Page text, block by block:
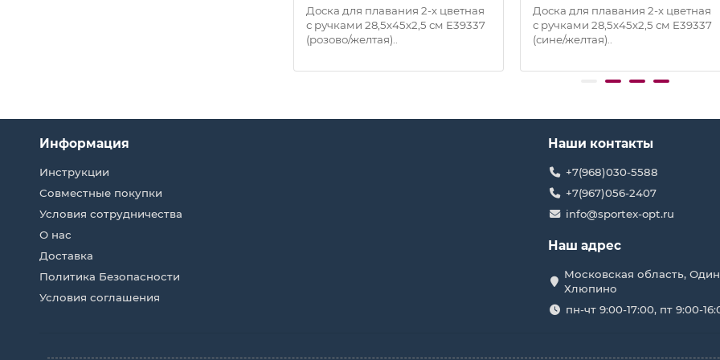
Доска для плавания 2-х цветная
с ручками 28,5х45х2,5 см E39337
(розово/желтая)..
Доска для плавания 2-х цветная
с ручками 28,5х45х2,5 см E39337
(сине/желтая)..
Информация
Инструкции
Совместные покупки
Условия сотрудничества
О нас
Доставка
Политика Безопасности
Условия соглашения
Наши контакты
+7(968)030-5588
+7(967)056-2407
info@sportex-opt.ru
Наш адрес
Московская область,
Хлюпино
пн-чт 9:00-17:00, пт 9:00-